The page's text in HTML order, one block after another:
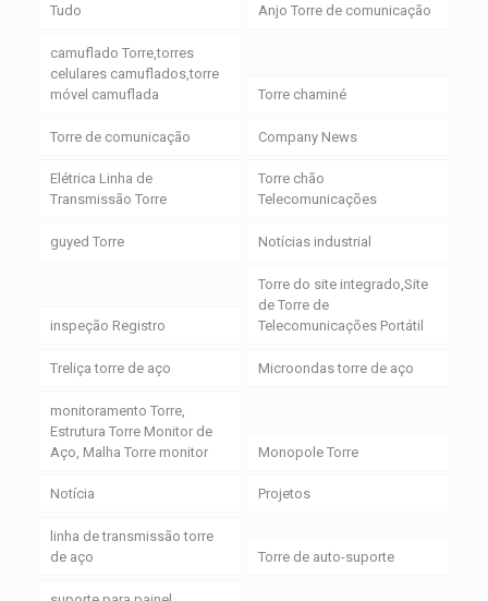
Tudo Anjo Torre de comunicação
camuflado Torre,torres
celulares camuflados,torre
móvel camuflada
Torre chaminé
Torre de comunicação Company News
Elétrica Linha de
Transmissão Torre
Torre chão
Telecomunicações
guyed Torre Notícias industrial
inspeção Registro
Torre do site integrado,Site
de Torre de
Telecomunicações Portátil
Treliça torre de aço Microondas torre de aço
monitoramento Torre,
Estrutura Torre Monitor de
Aço, Malha Torre monitor
Monopole Torre
Notícia Projetos
linha de transmissão torre
de aço
Torre de auto-suporte